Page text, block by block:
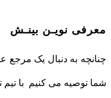
معرفی نویـن بینـش
چنانچه به دنبال یک مرجع
شما توصیه می کنیم با